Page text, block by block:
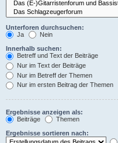
Unterforen durchsuchen:
Ja
Nein
Innerhalb suchen:
Betreff und Text der Beiträge
Nur im Text der Beiträge
Nur im Betreff der Themen
Nur im ersten Beitrag der Themen
Ergebnisse anzeigen als:
Beiträge
Themen
Ergebnisse sortieren nach: